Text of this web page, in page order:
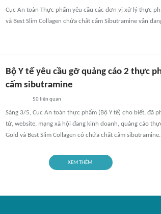
Cục An toàn Thực phẩm yêu cầu các đơn vị xử lý thực
và Best Slim Collagen chứa chất cấm Sibutramine vẫn
Bộ Y tế yêu cầu gỡ quảng cáo 2 thực
cấm sibutramine
50 liên quan
Sáng 3/5, Cục An toàn thực phẩm (Bộ Y tế) cho biết, đã
tử, website, mạng xã hội đang kinh doanh, quảng cáo
Gold và Best Slim Collagen có chứa chất cấm sibutramine.
XEM THÊM